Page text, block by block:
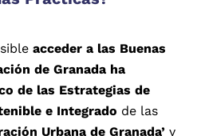
acceder a las Buenas
de Granada ha
de las Estrategias de
e Integrado de las
Urbana de Granada’ y